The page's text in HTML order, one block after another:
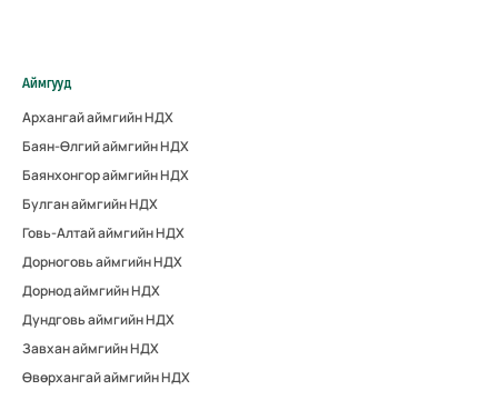
Аймгууд
Архангай аймгийн НДХ
Баян-Өлгий аймгийн НДХ
Баянхонгор аймгийн НДХ
Булган аймгийн НДХ
Говь-Алтай аймгийн НДХ
Дорноговь аймгийн НДХ
Дорнод аймгийн НДХ
Дундговь аймгийн НДХ
Завхан аймгийн НДХ
Өвөрхангай аймгийн НДХ